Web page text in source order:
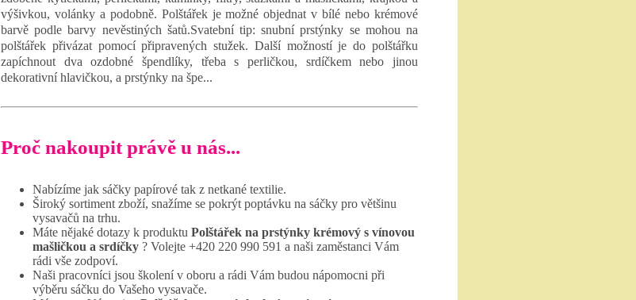
výšivkou, volánky a podobně. Polštářek je možné objednat v bílé nebo krémové
barvě podle barvy nevěstiných šatů.Svatební tip: snubní prstýnky se mohou na
polštářek přivázat pomocí připravených stužek. Další možností je do polštářku
zapíchnout dva ozdobné špendlíky, třeba s perličkou, srdíčkem nebo jinou
dekorativní hlavičkou, a prstýnky na špe...
Proč nakoupit právě u nás...
Nabízíme jak sáčky papírové tak z netkané textilie.
Široký sortiment zboží, snažíme se pokrýt poptávku na sáčky pro většinu
vysavačů na trhu.
Máte nějaké dotazy k produktu Polštářek na prstýnky krémový s vínovou
mašličkou a srdíčky ? Volejte +420 220 990 591 a naši zaměstanci Vám
rádi vše zodpoví.
Naši pracovníci jsou školení v oboru a rádi Vám budou nápomocni při
výběru sáčku do Vašeho vysavače.